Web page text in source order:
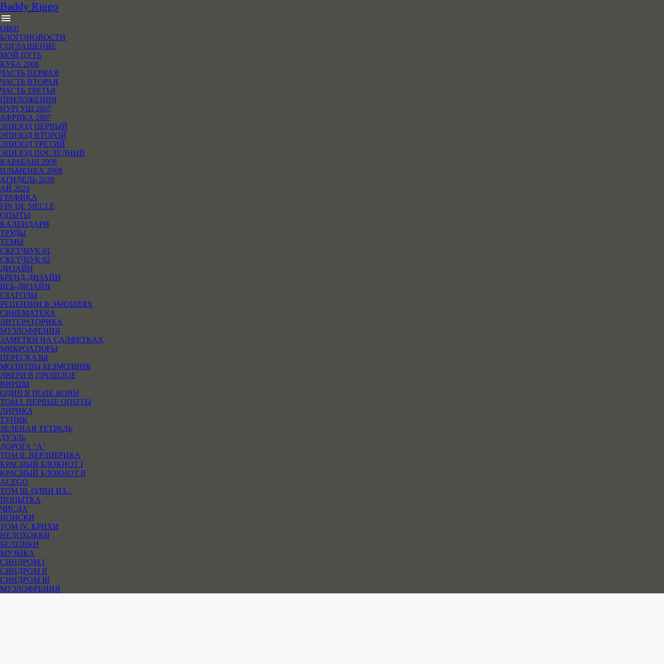
Baddy Riggo
menu
ОБО!
БЛОГОНОВОСТИ
СОГЛАШЕНИЕ
МОЙ ПУТЬ
КУБА 2006
ЧАСТЬ ПЕРВАЯ
ЧАСТЬ ВТОРАЯ
ЧАСТЬ ТРЕТЬЯ
ПРИЛОЖЕНИЯ
НУРГУШ 2007
АФРИКА 2007
ЭПИЗОД ПЕРВЫЙ
ЭПИЗОД ВТОРОЙ
ЭПИЗОД ТРЕТИЙ
ЭПИЗОД ПОСЛЕДНИЙ
КАРАБАШ 2008
ИЛЬМЕНКА 2008
АГИДЕЛЬ 2020
АЙ 2024
ГРАФИКА
FIN DE SIECLE
ОПЫТЫ
КАЛЕНДАРИ
ТРУДЫ
ТЕМЫ
СКЕТЧБУК 01
СКЕТЧБУК 02
ДИЗАЙН
БРЕНД-ДИЗАЙН
ВЕБ-ДИЗАЙН
ГЛАГОЛЫ
РЕЦЕНЗИИ В ЭМОЦИЯХ
СИНЕМАТЕКА
ЛИТЕРАТОРИКА
МУЗЛОФРЕНИЯ
ЗАМЕТКИ НА САЛФЕТКАХ
МИКРОАТЮРЫ
ПЕРЕСКАЗЫ
МОЛИТВЫ БЕЗМОЛВИЯ
ДВЕРИ В ПРОШЛОЕ
ВИРШИ
ОДИН В ПОЛЕ ВОИН
ТОМ I. ПЕРВЫЕ ОПЫТЫ
ЛИРИКА
ТУПИК
ЗЕЛЕНАЯ ТЕТРАДЬ
ДУЭЛЬ
ДОРОГА "А"
ТОМ II. ВЕРЛИБРИКА
КРАСНЫЙ БЛОКНОТ I
КРАСНЫЙ БЛОКНОТ II
ACEGO
ТОМ III. ОДИН ИЗ...
ПОПЫТКА
ЧИСЛА
ПОИСКИ
ТОМ IV. КРИХИ
НЕДОХОККИ
БЕЛЕШКИ
МУЗЫКА
СИНДРОМ I
СИНДРОМ II
СИНДРОМ III
МУЗЛОФРЕНИЯ